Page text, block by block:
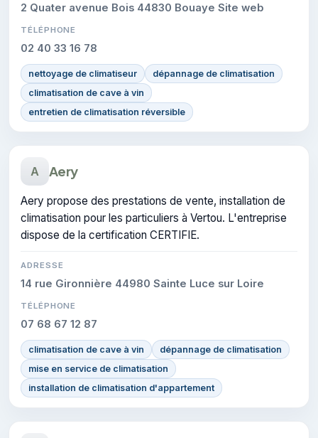
2 Quater avenue Bois 44830 Bouaye Site web
TÉLÉPHONE
02 40 33 16 78
nettoyage de climatiseur
dépannage de climatisation
climatisation de cave à vin
entretien de climatisation réversible
A Aery
Aery propose des prestations de vente, installation de
climatisation pour les particuliers à Vertou. L'entreprise
dispose de la certification CERTIFIE.
ADRESSE
14 rue Gironnière 44980 Sainte Luce sur Loire
TÉLÉPHONE
07 68 67 12 87
climatisation de cave à vin
dépannage de climatisation
mise en service de climatisation
installation de climatisation d'appartement